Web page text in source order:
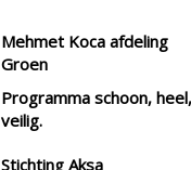
Mehmet Koca afdeling
Groen
Programma schoon, heel,
veilig.
Stichting Aksa